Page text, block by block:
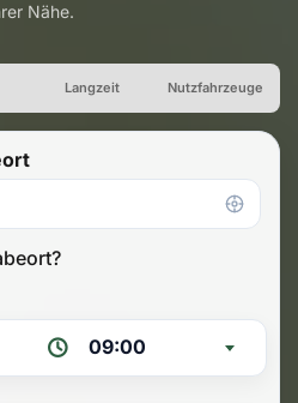
Nähe.
Vermietung
Langzeit Nutzfahrzeuge
09:00